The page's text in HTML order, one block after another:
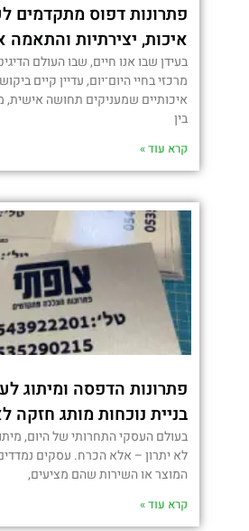
פתרונות דפוס מתקדמים
איכות, יצירתיות והתאמה
בעידן שבו אנו חיים, שבו העולם
מרכזי בחיי היום־יום, עדיין קיים
איכותיים שמעניקים תחושה אישית,
בין
קרא עוד »
פתרונות הדפסה ומיתוג
בניית נוכחות מותג חזקה
בעולם העסקי התחרותי של היום,
לא יתרון – אלא הכרח. עסקים
המוצר או השירות שהם מציעים,
קרא עוד »